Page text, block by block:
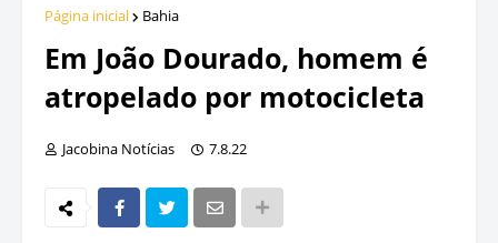
Página inicial Bahia
Em João Dourado, homem é
atropelado por motocicleta
Jacobina Notícias 7.8.22